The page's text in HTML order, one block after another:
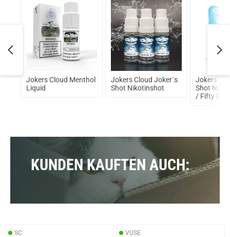
Jokers Cloud Menthol
Liquid
Jokers Cloud Joker`s
Shot Nikotinshot
Jokers
Shot
/ Fifty Fifty
KUNDEN KAUFTEN AUCH:
SC VUSE